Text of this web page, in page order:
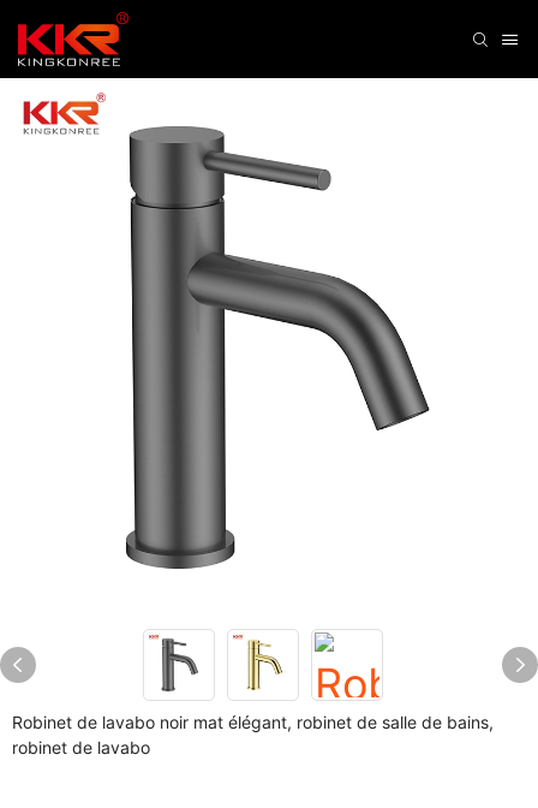
Robinet de lavabo noir mat élégant, robinet de salle de bains,
robinet de lavabo